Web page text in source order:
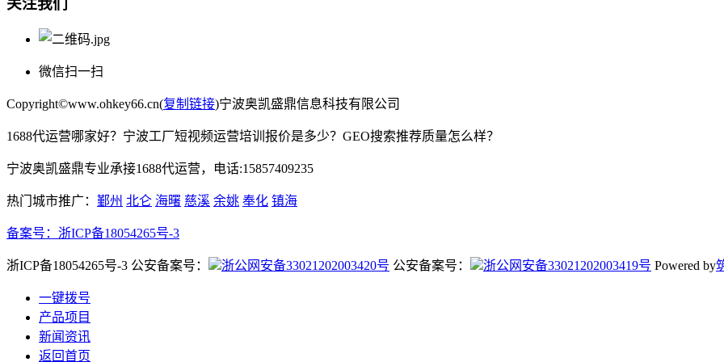
关注我们
微信扫一扫
Copyright©www.ohkey66.cn(复制链接)宁波奥凯盛鼎信息科技有限公司
1688代运营哪家好？宁波工厂短视频运营培训报价是多少？GEO搜索推荐质量怎么样？
宁波奥凯盛鼎专业承接1688代运营，电话:15857409235
热门城市推广： 鄞州 北仑 海曙 慈溪 余姚 奉化 镇海
备案号： 浙ICP备18054265号-3
浙ICP备18054265号-3 公安备案号： 浙公网安备33021202003420号 公安备案号： 浙公网安备33021202003419号 Powered by
一键拨号
产品项目
新闻资讯
返回首页